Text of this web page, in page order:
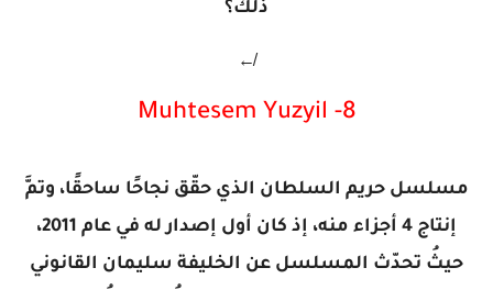
ذلك؟
↚
8- Muhtesem Yuzyil
مسلسل حريم السلطان الذي حقّق نجاحًا ساحقًا، وتمَّ
إنتاج 4 أجزاء منه، إذ كان أول إصدار له في عام 2011،
حيثُ تحدّث المسلسل عن الخليفة سليمان القانوني